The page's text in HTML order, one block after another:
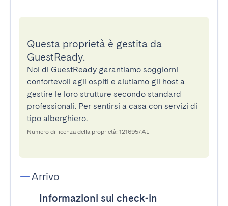
Questa proprietà è gestita da
GuestReady.
Noi di GuestReady garantiamo soggiorni
confortevoli agli ospiti e aiutiamo gli host a
gestire le loro strutture secondo standard
professionali. Per sentirsi a casa con servizi di
tipo alberghiero.
Numero di licenza della proprietà: 121695/AL
Arrivo
Informazioni sul check-in